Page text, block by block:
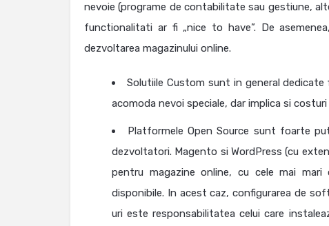
nevoie (programe de contabilitate sau gestiune,
functionalitati ar fi „nice to have”. De
dezvoltarea magazinului online.
Solutiile Custom sunt in general
acomoda nevoi speciale, dar implica si
Platformele Open Source sunt foarte
dezvoltatori. Magento si WordPress (cu
pentru magazine online, cu cele mai
disponibile. In acest caz, configurarea de
uri este responsabilitatea celui care